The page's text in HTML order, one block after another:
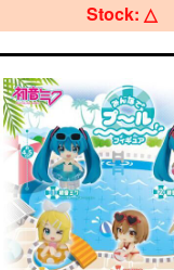
Stock: △